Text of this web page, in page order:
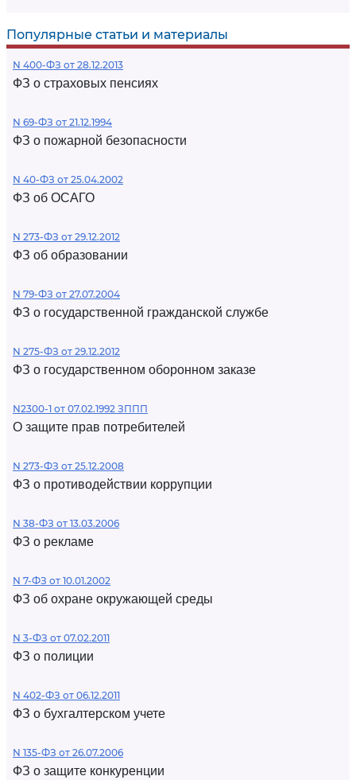
Популярные статьи и материалы
N 400-ФЗ от 28.12.2013
ФЗ о страховых пенсиях
N 69-ФЗ от 21.12.1994
ФЗ о пожарной безопасности
N 40-ФЗ от 25.04.2002
ФЗ об ОСАГО
N 273-ФЗ от 29.12.2012
ФЗ об образовании
N 79-ФЗ от 27.07.2004
ФЗ о государственной гражданской службе
N 275-ФЗ от 29.12.2012
ФЗ о государственном оборонном заказе
N2300-1 от 07.02.1992 ЗППП
О защите прав потребителей
N 273-ФЗ от 25.12.2008
ФЗ о противодействии коррупции
N 38-ФЗ от 13.03.2006
ФЗ о рекламе
N 7-ФЗ от 10.01.2002
ФЗ об охране окружающей среды
N 3-ФЗ от 07.02.2011
ФЗ о полиции
N 402-ФЗ от 06.12.2011
ФЗ о бухгалтерском учете
N 135-ФЗ от 26.07.2006
ФЗ о защите конкуренции